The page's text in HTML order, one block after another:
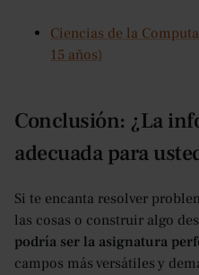
Ciencias de la
15 años)
Conclusión: ¿La
adecuada para
Si te encanta resolver
las cosas o construir algo
podría ser la asignatura
campos más versátiles y